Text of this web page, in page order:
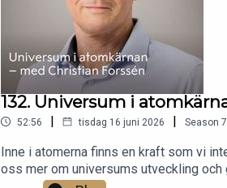
132. Universum i
52:56 | tisdag 16 juni 2026 | Season 7
Inne i atomerna finns en kraft som vi
oss mer om universums utveckling